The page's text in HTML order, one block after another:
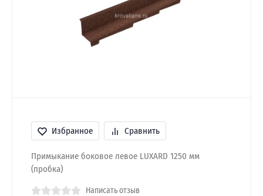
Избранное Сравнить
Примыкание боковое левое LUXARD 1250 мм
(пробка)
Написать отзыв